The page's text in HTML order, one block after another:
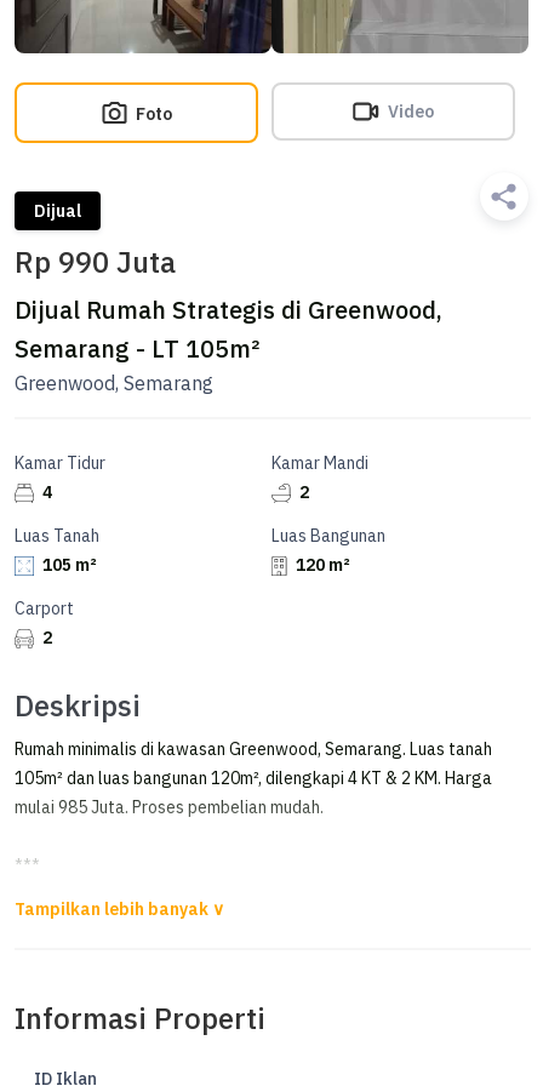
Foto Video
Dijual
Rp 990 Juta
Dijual Rumah Strategis di Greenwood,
Semarang - LT 105m²
Greenwood, Semarang
Kamar Tidur
4
Kamar Mandi
2
Luas Tanah
105 m²
Luas Bangunan
120 m²
Carport
2
Deskripsi
Rumah minimalis di kawasan Greenwood, Semarang. Luas tanah
105m² dan luas bangunan 120m², dilengkapi 4 KT & 2 KM. Harga
mulai 985 Juta. Proses pembelian mudah.
***
Semarang
Semarang
Rumah SHM
Informasi Properti
ID Iklan